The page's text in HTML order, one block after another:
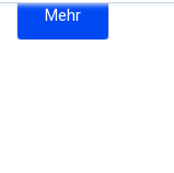
anderem im
auf den
Mehr